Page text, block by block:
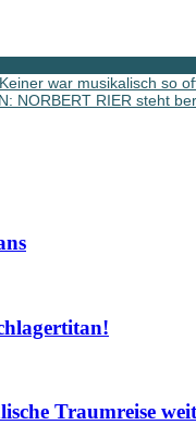
war musikalisch so
NORBERT RIER steht
Traumreise